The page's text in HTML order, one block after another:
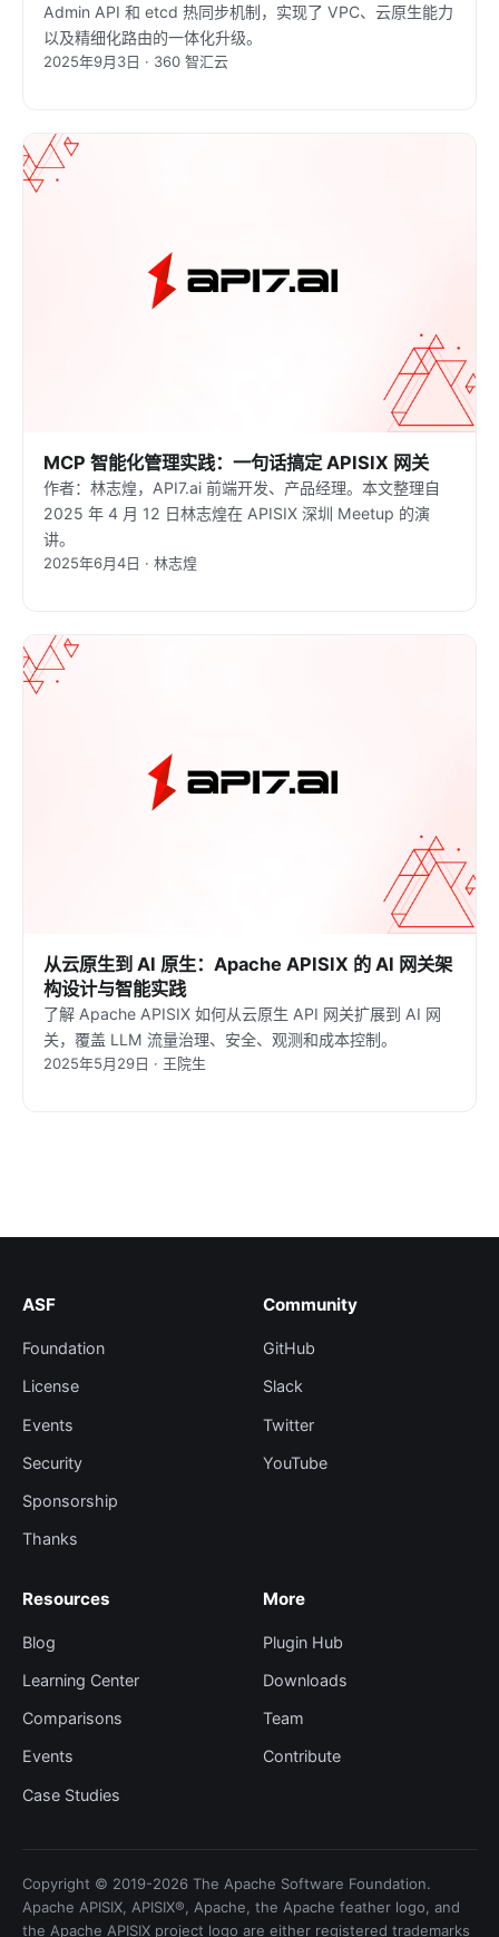
Admin API 和 etcd 热同步机制，实现了 VPC、云原生能力
以及精细化路由的一体化升级。
2025年9月3日 · 360 智汇云
MCP 智能化管理实践：一句话搞定 APISIX 网关
作者：林志煌，API7.ai 前端开发、产品经理。本文整理自
2025 年 4 月 12 日林志煌在 APISIX 深圳 Meetup 的演
讲。
2025年6月4日 · 林志煌
从云原生到 AI 原生：Apache APISIX 的 AI 网关架
构设计与智能实践
了解 Apache APISIX 如何从云原生 API 网关扩展到 AI 网
关，覆盖 LLM 流量治理、安全、观测和成本控制。
2025年5月29日 · 王院生
ASF
Foundation
License
Events
Security
Sponsorship
Thanks
Community
GitHub
Slack
Twitter
YouTube
Resources
Blog
Learning Center
Comparisons
Events
Case Studies
More
Plugin Hub
Downloads
Team
Contribute
Copyright © 2019-2026 The Apache Software Foundation.
Apache APISIX, APISIX®, Apache, the Apache feather logo, and
the Apache APISIX project logo are either registered trademarks